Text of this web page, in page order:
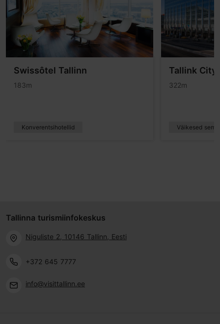
Swissôtel Tallinn
183m
Konverentsihotellid
Tallink City
322m
Väikesed
Tallinna turismiinfokeskus
Niguliste 2, 10146 Tallinn, Eesti
+372 645 7777
info@visittallinn.ee